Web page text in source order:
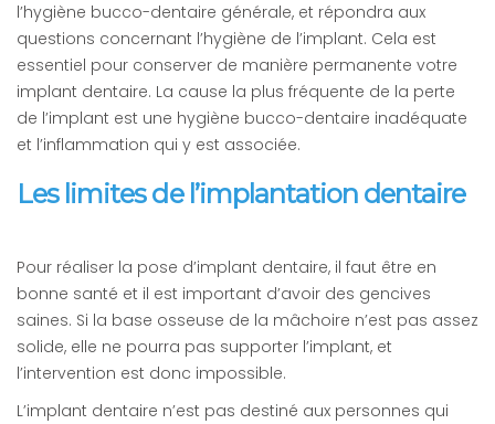
l’hygiène bucco-dentaire générale, et répondra aux
questions concernant l’hygiène de l’implant. Cela est
essentiel pour conserver de manière permanente votre
implant dentaire. La cause la plus fréquente de la perte
de l’implant est une hygiène bucco-dentaire inadéquate
et l’inflammation qui y est associée.
Les limites de l’implantation dentaire
Pour réaliser la pose d’implant dentaire, il faut être en
bonne santé et il est important d’avoir des gencives
saines. Si la base osseuse de la mâchoire n’est pas assez
solide, elle ne pourra pas supporter l’implant, et
l’intervention est donc impossible.
L’implant dentaire n’est pas destiné aux personnes qui